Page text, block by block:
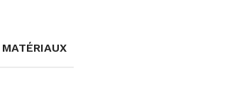
MATÉRIAUX